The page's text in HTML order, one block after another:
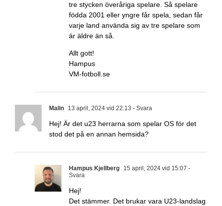
tre stycken överåriga spelare. Så spelare
födda 2001 eller yngre får spela, sedan får
varje land använda sig av tre spelare som
är äldre än så.
Allt gott!
Hampus
VM-fotboll.se
Malin 13 april, 2024 vid 22:13 - Svara
Hej! Är det u23 herrarna som spelar OS för det
stod det på en annan hemsida?
Hampus Kjellberg 15 april, 2024 vid 15:07 -
Svara
Hej!
Det stämmer. Det brukar vara U23-landslag